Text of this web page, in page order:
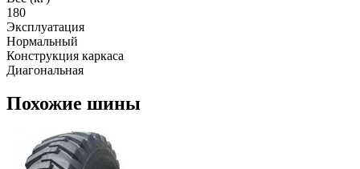
180
Эксплуатация
Нормальный
Конструкция каркаса
Диагональная
Похожие шины